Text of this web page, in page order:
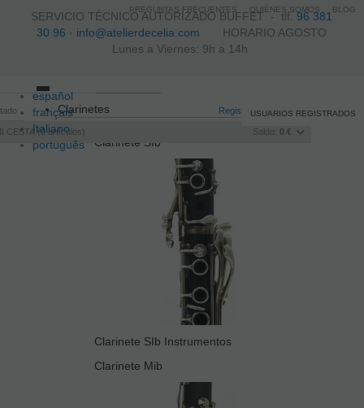
SERVICIO TÉCNICO AUTORIZADO BUFFET -tlf.96 381
30 96 · info@atelierdecelia.com HORARIO AGOSTO
Lunes a Viernes: 9h a 14h
español
français
Italiano
português
Registro /Iniciar sesión
CESTA 0artículos Saldo: 0 €
USUARIOS REGISTRADOS
Toggle
navigation
Clarinetes
Clarinete SIb
Clarinete SIb Instrumentos
Clarinete Mib
PREGUNTAS FRECUENTES QUIÉNES SOMOS BLOG